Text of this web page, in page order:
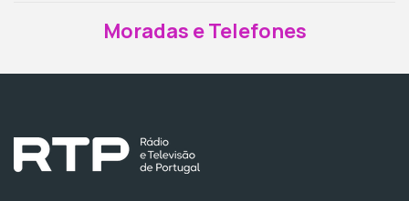
Moradas e Telefones